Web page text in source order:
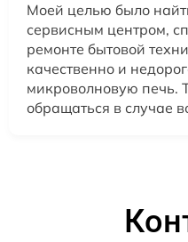
Моей целью было
сервисным центром,
ремонте бытовой
качественно и
микроволновую печь.
обращаться в случае